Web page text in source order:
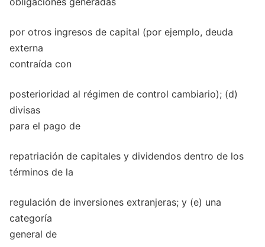
por otros ingresos de capital (por ejemplo, deuda
externa
contraída con
posterioridad al régimen de control cambiario); (d)
divisas
para el pago de
repatriación de capitales y dividendos dentro de los
términos de la
regulación de inversiones extranjeras; y (e) una
categoría
general de